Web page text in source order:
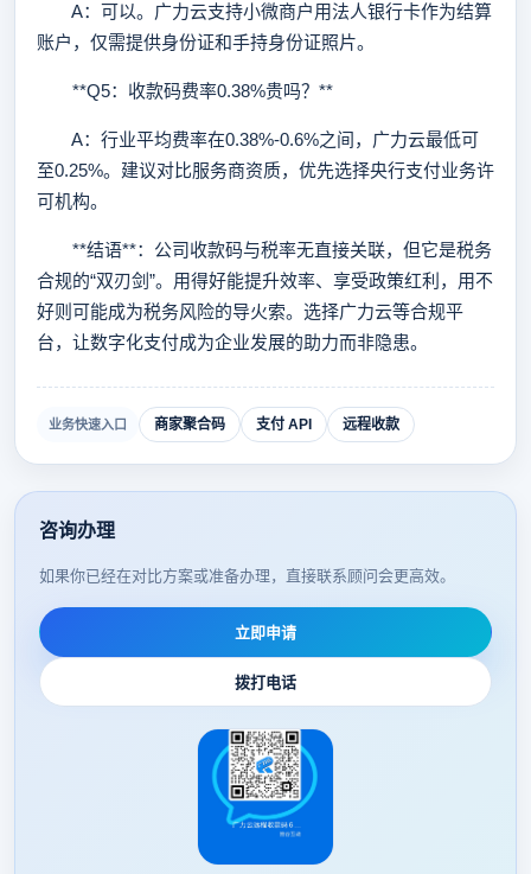
A：可以。广力云支持小微商户用法人银行卡作为结算
账户，仅需提供身份证和手持身份证照片。
**Q5：收款码费率0.38%贵吗？**
A：行业平均费率在0.38%-0.6%之间，广力云最低可
至0.25%。建议对比服务商资质，优先选择央行支付业务许
可机构。
**结语**：公司收款码与税率无直接关联，但它是税务
合规的“双刃剑”。用得好能提升效率、享受政策红利，用不
好则可能成为税务风险的导火索。选择广力云等合规平
台，让数字化支付成为企业发展的助力而非隐患。
业务快速入口 商家聚合码 支付 API 远程收款
咨询办理
如果你已经在对比方案或准备办理，直接联系顾问会更高效。
立即申请
拨打电话